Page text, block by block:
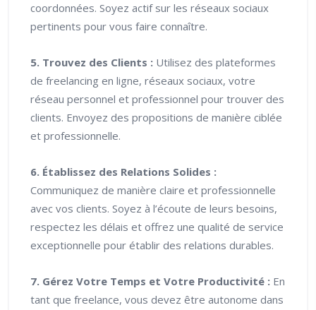
coordonnées. Soyez actif sur les réseaux sociaux
pertinents pour vous faire connaître.
5. Trouvez des Clients : Utilisez des plateformes
de freelancing en ligne, réseaux sociaux, votre
réseau personnel et professionnel pour trouver des
clients. Envoyez des propositions de manière ciblée
et professionnelle.
6. Établissez des Relations Solides :
Communiquez de manière claire et professionnelle
avec vos clients. Soyez à l’écoute de leurs besoins,
respectez les délais et offrez une qualité de service
exceptionnelle pour établir des relations durables.
7. Gérez Votre Temps et Votre Productivité : En
tant que freelance, vous devez être autonome dans